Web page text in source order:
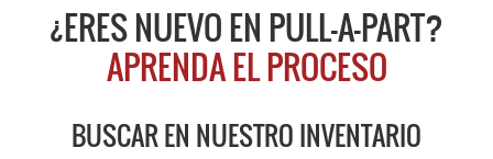
¿ERES NUEVO EN PULL-A-PART?
APRENDA EL PROCESO
BUSCAR EN NUESTRO INVENTARIO